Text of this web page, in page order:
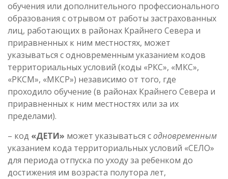
обучения или дополнительного профессионального
образования с отрывом от работы застрахованных
лиц, работающих в районах Крайнего Севера и
приравненных к ним местностях, может
указываться с одновременным указанием кодов
территориальных условий (коды «РКС», «МКС»,
«РКСМ», «МКСР») независимо от того, где
проходило обучение (в районах Крайнего Севера и
приравненных к ним местностях или за их
пределами).
– код «ДЕТИ» может указываться содновременным
указанием кода территориальных условий «СЕЛО»
для периода отпуска по уходу за ребенком до
достижения им возраста полутора лет,